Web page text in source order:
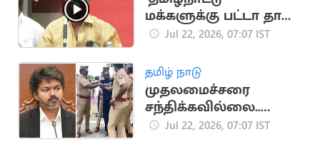
மக்களுக்கு பட்டா தான்
புத்தி வரும்".. சிவாஜி
Jul 22, 2026, 07:07 IST
தமிழ் நாடு
முதலமைச்சரை
சந்திக்கவில்லை..
உண்மையை உடைத்த
Jul 22, 2026, 07:07 IST